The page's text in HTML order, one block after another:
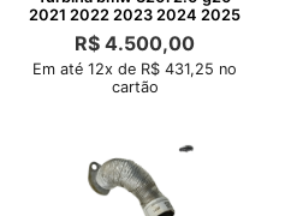
2021 2022 2023 2024 2025
R$ 4.500,00
Em até 12x de R$ 431,25 no
cartão